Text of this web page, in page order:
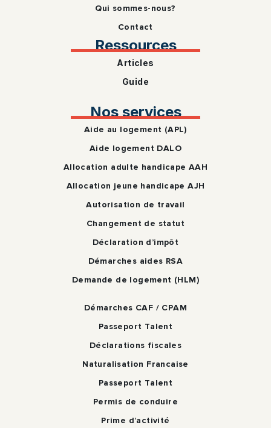
Qui sommes-nous?
Contact
Ressources
Articles
Guide
Nos services
Aide au logement (APL)
Aide logement DALO
Allocation adulte handicape AAH
Allocation jeune handicape AJH
Autorisation de travail
Changement de statut
Déclaration d’impôt
Démarches aides RSA
Demande de logement (HLM)
Démarches CAF / CPAM
Passeport Talent
Déclarations fiscales
Naturalisation Francaise
Passeport Talent
Permis de conduire
Prime d’activité